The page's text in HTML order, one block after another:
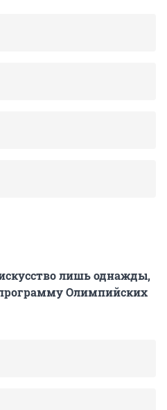
лишь однажды,
программу Олимпийских